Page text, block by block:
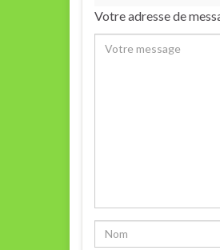
Votre adresse de